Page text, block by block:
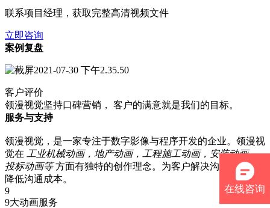
联系项目经理，获取完整高清视频文件
立即咨询
案例复盘
客户评价
领漫视觉坚持口碑营销， 客户的满意就是我们的目标。
服务与支持
领漫视觉，是一家专注于数字影像与程序开发的企业。领漫视
觉在 工业机械动画，地产动画，工程施工动画，安装动画、
投标动画等方面有独特的创作理念。为客户解决沟通障碍，
降低沟通成本。
9
9大动画服务
在线咨询